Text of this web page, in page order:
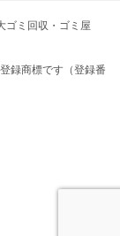
ゴミ回収・ゴミ屋
録商標です（登録番